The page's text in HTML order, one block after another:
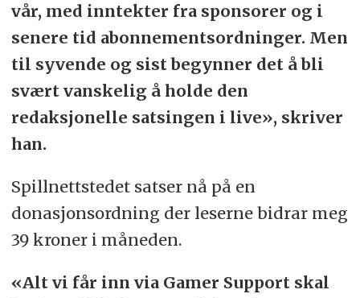
vår, med inntekter fra sponsorer og i
senere tid abonnementsordninger. Men
til syvende og sist begynner det å bli
svært vanskelig å holde den
redaksjonelle satsingen i live», skriver
han.
Spillnettstedet satser nå på en
donasjonsordning der leserne bidrar meg
39 kroner i måneden.
«Alt vi får inn via Gamer Support skal